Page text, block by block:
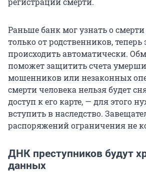
Раньше банк мог узнать о
только от родственников, теперь
происходить автоматически.
поможет защитить счета
мошенников или незаконных
смерти человека нельзя будет
доступ к его карте, — для этого
вступить в наследство.
распоряжений ограничения не
ДНК преступников будут
данных